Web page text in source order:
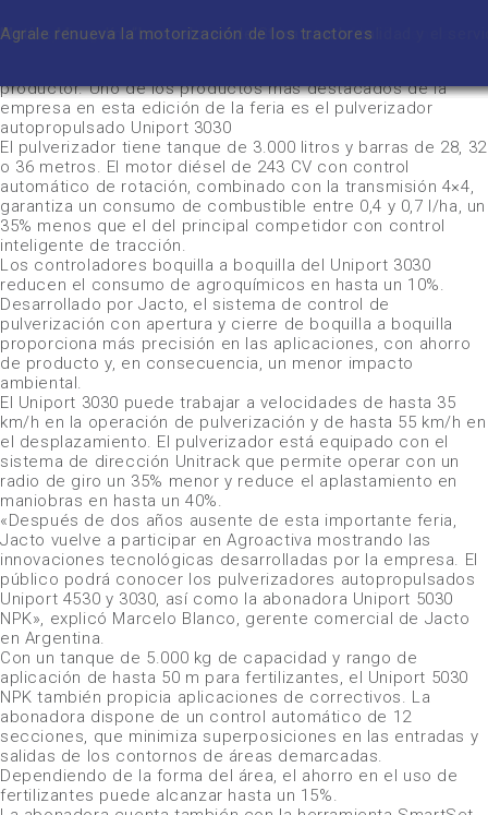
Mes:mayo 2022
Jacto expone en Agroactiva máquinas de alta tecnología que
maquinaria agrícola del mundo, Jacto trae a Agroactiva una
serie de soluciones tecnológicas que generan un menor
productor. Uno de los productos más destacados de la
empresa en esta edición de la feria es el pulverizador
autopropulsado Uniport 3030
El pulverizador tiene tanque de 3.000 litros y barras de 28, 32
o 36 metros. El motor diésel de 243 CV con control
automático de rotación, combinado con la transmisión 4×4,
garantiza un consumo de combustible entre 0,4 y 0,7 l/ha, un
35% menos que el del principal competidor con control
inteligente de tracción.
Los controladores boquilla a boquilla del Uniport 3030
reducen el consumo de agroquímicos en hasta un 10%.
Desarrollado por Jacto, el sistema de control de
pulverización con apertura y cierre de boquilla a boquilla
proporciona más precisión en las aplicaciones, con ahorro
de producto y, en consecuencia, un menor impacto
ambiental.
El Uniport 3030 puede trabajar a velocidades de hasta 35
km/h en la operación de pulverización y de hasta 55 km/h en
el desplazamiento. El pulverizador está equipado con el
sistema de dirección Unitrack que permite operar con un
radio de giro un 35% menor y reduce el aplastamiento en
maniobras en hasta un 40%.
«Después de dos años ausente de esta importante feria,
Jacto vuelve a participar en Agroactiva mostrando las
innovaciones tecnológicas desarrolladas por la empresa. El
público podrá conocer los pulverizadores autopropulsados
Uniport 4530 y 3030, así como la abonadora Uniport 5030
NPK», explicó Marcelo Blanco, gerente comercial de Jacto
en Argentina.
Con un tanque de 5.000 kg de capacidad y rango de
aplicación de hasta 50 m para fertilizantes, el Uniport 5030
NPK también propicia aplicaciones de correctivos. La
abonadora dispone de un control automático de 12
secciones, que minimiza superposiciones en las entradas y
salidas de los contornos de áreas demarcadas.
Dependiendo de la forma del área, el ahorro en el uso de
fertilizantes puede alcanzar hasta un 15%.
CLAAS presentó en Argentina las cosechadoras Trion
New Holland lleva sus sus novedades a Agroactiva
John Deere apuesta a un modelo de suscripción como el de
Curso de capacitación en oficios para operar maquinaria
Jacto potencia la Uniport 2530 en Argentina
CNH apunta a una mayor nacionalización de piezas
Massey Ferguson pone el toque nacional en Alta Potencia
Matías Marcolín: “Los valores de Stara son la calidad y el
Agrale renueva la motorización de los tractores